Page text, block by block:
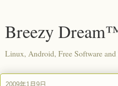
Breezy
Linux, Android, Free Software and
2009年1月9日